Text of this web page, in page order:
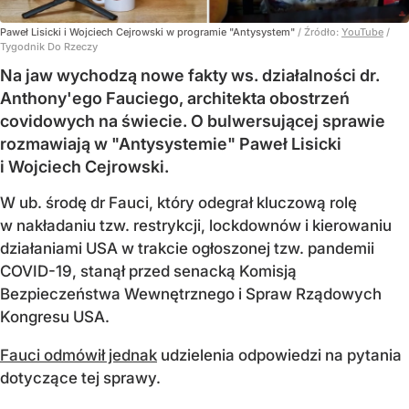
Paweł Lisicki i Wojciech Cejrowski w programie "Antysystem" / Źródło: YouTube /
Tygodnik Do Rzeczy
Na jaw wychodzą nowe fakty ws. działalności dr.
Anthony'ego Fauciego, architekta obostrzeń
covidowych na świecie. O bulwersującej sprawie
rozmawiają w "Antysystemie" Paweł Lisicki
i Wojciech Cejrowski.
W ub. środę dr Fauci, który odegrał kluczową rolę
w nakładaniu tzw. restrykcji, lockdownów i kierowaniu
działaniami USA w trakcie ogłoszonej tzw. pandemii
COVID-19, stanął przed senacką Komisją
Bezpieczeństwa Wewnętrznego i Spraw Rządowych
Kongresu USA.
Fauci odmówił jednak udzielenia odpowiedzi na pytania
dotyczące tej sprawy.